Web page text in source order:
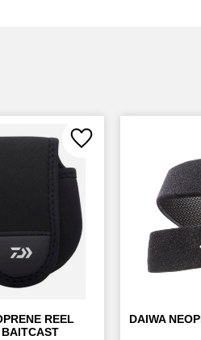
REEL
BAITCAST
Lägg till i favoriter
DAIWA